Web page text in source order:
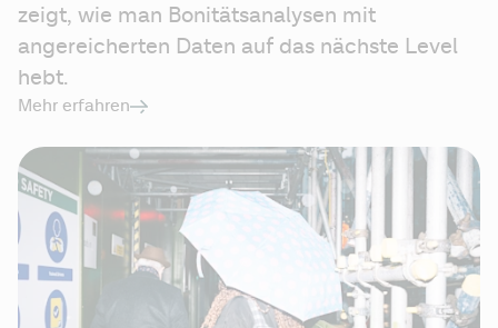
zeigt, wie man Bonitätsanalysen mit
angereicherten Daten auf das nächste Level
hebt.
Mehr erfahren